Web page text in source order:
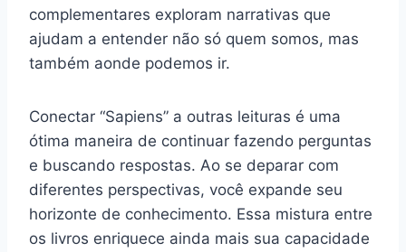
complementares exploram narrativas que
ajudam a entender não só quem somos, mas
também aonde podemos ir.
Conectar “Sapiens” a outras leituras é uma
ótima maneira de continuar fazendo perguntas
e buscando respostas. Ao se deparar com
diferentes perspectivas, você expande seu
horizonte de conhecimento. Essa mistura entre
os livros enriquece ainda mais sua capacidade